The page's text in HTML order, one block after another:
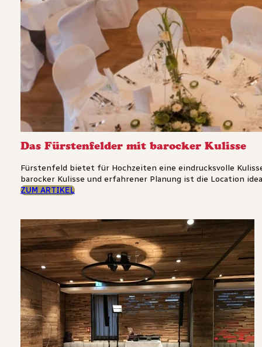
Das Fürstenfelder mit barocker Kulisse
Fürstenfeld bietet für Hochzeiten eine eindrucksvolle
barocker Kulisse und erfahrener Planung ist die Location
ZUM ARTIKEL